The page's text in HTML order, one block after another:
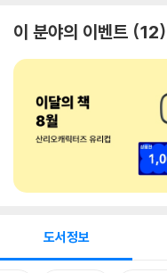
이 분야의 이벤트 12
도서정보